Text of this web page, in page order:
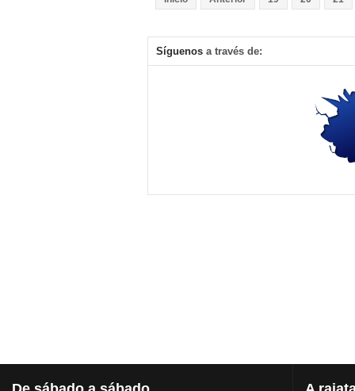
Síguenos a través de: